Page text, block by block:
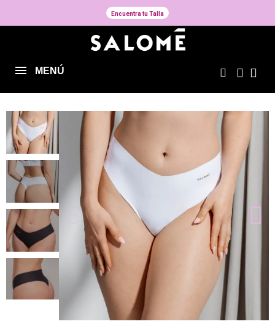
Encuentra tu Talla
MENÚ